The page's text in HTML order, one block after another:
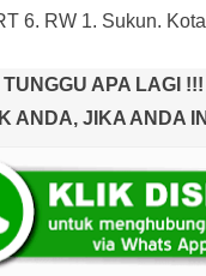
6. RW 1. Sukun.
TUNGGU APA LAGI !!!
ANDA, JIKA ANDA